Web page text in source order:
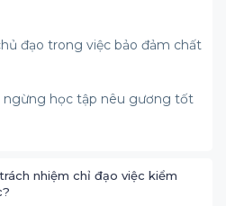
đạo trong việc bảo đảm chất
ngừng học tập nêu gương tốt
nhiệm chỉ đạo việc kiểm